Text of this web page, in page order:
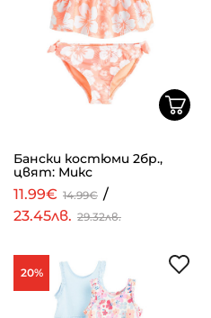
Бански костюми 2бр.,
цвят: Микс
11.99€ 14.99€ /
23.45лв. 29.32лв.
20%